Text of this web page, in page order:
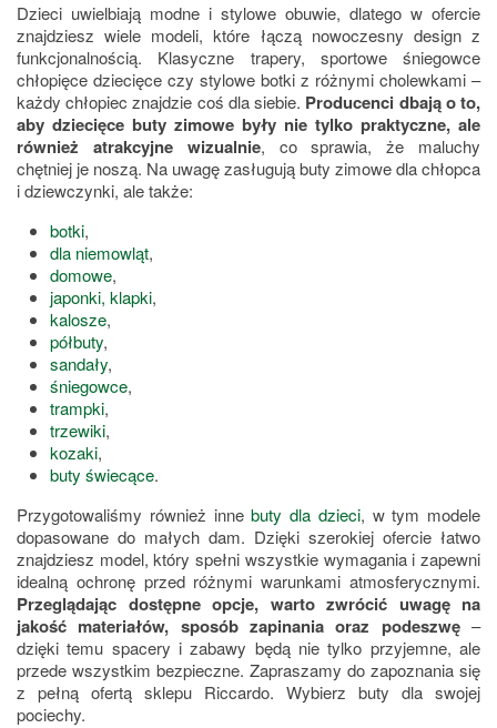
Dzieci uwielbiają modne i stylowe obuwie, dlatego w ofercie
znajdziesz wiele modeli, które łączą nowoczesny design z
funkcjonalnością. Klasyczne trapery, sportowe śniegowce
chłopięce dziecięce czy stylowe botki z różnymi cholewkami –
każdy chłopiec znajdzie coś dla siebie. Producenci dbają o to,
aby dziecięce buty zimowe były nie tylko praktyczne, ale
również atrakcyjne wizualnie, co sprawia, że maluchy
chętniej je noszą. Na uwagę zasługują buty zimowe dla chłopca
i dziewczynki, ale także:
botki,
dla niemowląt,
domowe,
japonki, klapki,
kalosze,
półbuty,
sandały,
śniegowce,
trampki,
trzewiki,
kozaki,
buty świecące.
Przygotowaliśmy również innebuty dla dzieci, w tym modele
dopasowane do małych dam. Dzięki szerokiej ofercie łatwo
znajdziesz model, który spełni wszystkie wymagania i zapewni
idealną ochronę przed różnymi warunkami atmosferycznymi.
Przeglądając dostępne opcje, warto zwrócić uwagę na
jakość materiałów, sposób zapinania oraz podeszwę–
dzięki temu spacery i zabawy będą nie tylko przyjemne, ale
przede wszystkim bezpieczne. Zapraszamy do zapoznania się
z pełną ofertą sklepu Riccardo. Wybierz buty dla swojej
pociechy.